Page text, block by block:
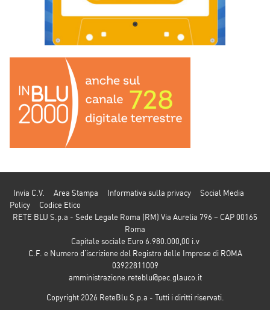
Invia C.V. Area Stampa Informativa sulla privacy
Social Media
Policy
Codice Etico
RETE BLU S.p.a - Sede Legale Roma (RM) Via Aurelia 796 – CAP 00165
Roma
Capitale sociale Euro 6.980.000,00 i.v
C.F. e Numero d’iscrizione del Registro delle Imprese di ROMA
03922811009
amministrazione.reteblu@pec.glauco.it
Copyright 2026 ReteBlu S.p.a - Tutti i diritti riservati.